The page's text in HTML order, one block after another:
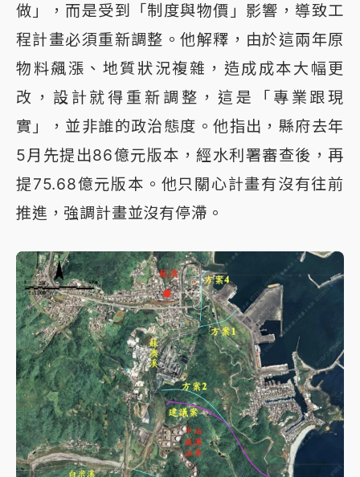
做」，而是受到「制度與物價」影響，導致工
程計畫必須重新調整。他解釋，由於這兩年原
物料飆漲、地質狀況複雜，造成成本大幅更
改，設計就得重新調整，這是「專業跟現
實」，並非誰的政治態度。他指出，縣府去年
5月先提出86億元版本，經水利署審查後，再
提75.68億元版本。他只關心計畫有沒有往前
推進，強調計畫並沒有停滯。